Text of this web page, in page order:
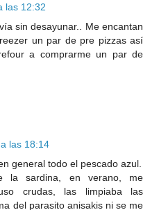
las 12:32
sin desayunar.. Me encantan
un par de pre pizzas así
a comprarme un par de
las 18:14
general todo el pescado azul.
la sardina, en verano, me
crudas, las limpiaba las
del parasito anisakis ni se me